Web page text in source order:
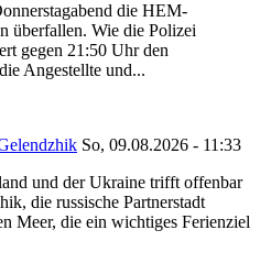
die HEM-
überfallen. Wie die Polizei
gegen 21:50 Uhr den
Angestellte und...
So, 09.08.2026 - 11:33
und der Ukraine trifft offenbar
die russische Partnerstadt
Meer, die ein wichtiges Ferienziel